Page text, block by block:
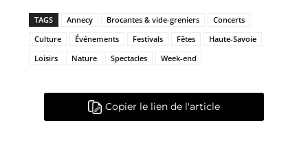
TAGS Annecy Brocantes & vide-greniers
Concerts
Culture
Événements Festivals Fêtes
Haute-Savoie
Loisirs
Nature Spectacles Week-end
Copier le lien de l'article